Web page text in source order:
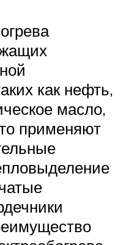
как нефть,
масло,
применяют